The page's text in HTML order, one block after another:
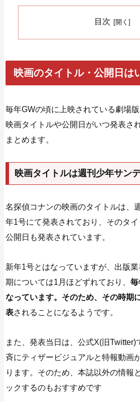
目次
映画のタイトル・公開日は
毎年GWの頃に上映されている劇場
映画タイトルや公開日がいつ発表さ
まとめます。
映画タイトルは週刊少年サン
名探偵コナンの映画のタイトルは、
年1号にて発表されており、そのタ
公開日も発表されています。
新年1号とはなっていますが、出版
期については1月ほどずれており、毎
なっています。そのため、その時期
表されることになるようです。
また、発表当日は、公式X(旧Twitter)
斉にティザービジュアルと特報動画
ります。そのため、本誌以外の情報
ックするのもおすすめです